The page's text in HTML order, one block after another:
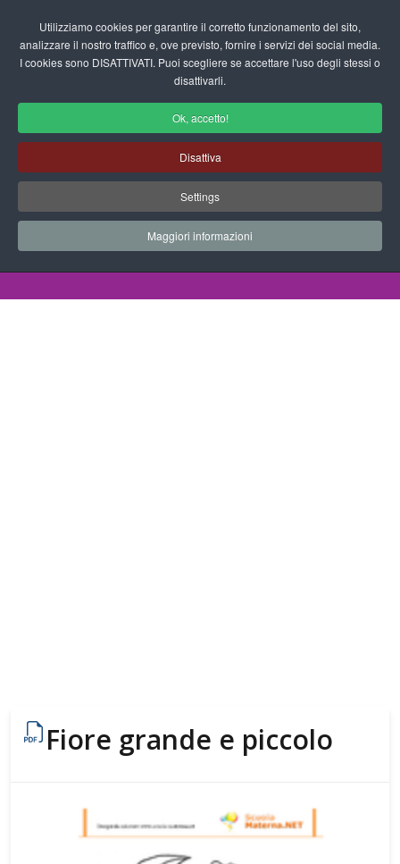
Utilizziamo cookies per garantire il corretto funzionamento del sito,
analizzare il nostro traffico e, ove previsto, fornire i servizi dei social media.
I cookies sono DISATTIVATI. Puoi scegliere se accettare l'uso degli stessi o
disattivarli.
Ok, accetto!
Disattiva
Settings
Maggiori informazioni
fas
Logico Matematiche per la Scuola
dell'Infanzia
Schede didattiche - Logico Matematiche
Schede Didattiche
Fiore grande e piccolo